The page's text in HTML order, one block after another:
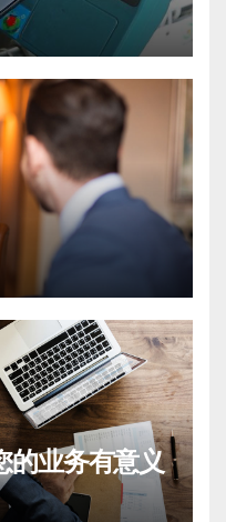
的业务有意义